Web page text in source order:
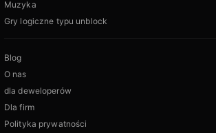
Muzyka
Gry logiczne typu unblock
Blog
O nas
dla deweloperów
Dla firm
Polityka prywatności